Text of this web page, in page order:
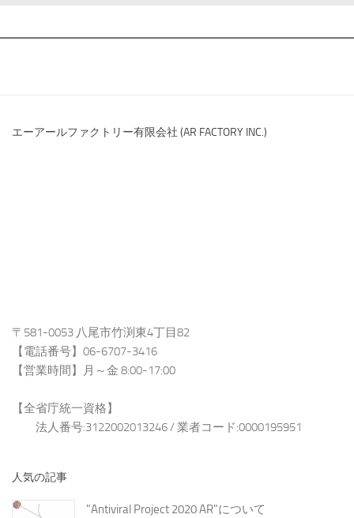
エーアールファクトリー有限会社 (AR FACTORY INC.)
〒581-0053 八尾市竹渕東4丁目82
【電話番号】06-6707-3416
【営業時間】月～金 8:00-17:00
【全省庁統一資格】
法人番号:3122002013246 / 業者コード:0000195951
人気の記事
"Antiviral Project 2020 AR"について